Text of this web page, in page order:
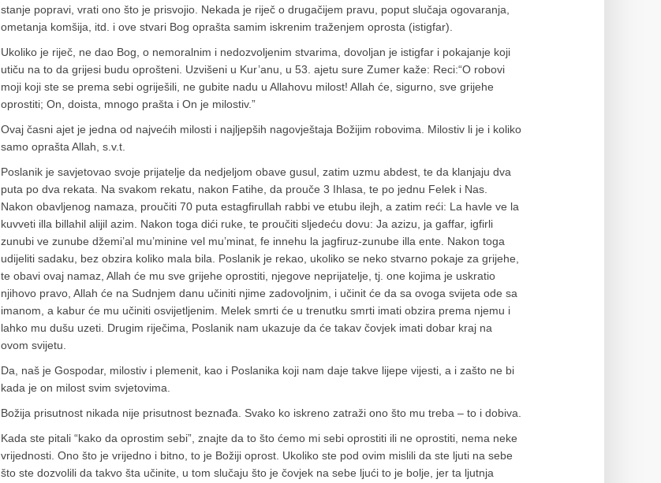
stanje popravi, vrati ono što je prisvojio. Nekada je riječ o drugačijem pravu, poput slučaja ogovaranja,
ometanja komšija, itd. i ove stvari Bog oprašta samim iskrenim traženjem oprosta (istigfar).
Ukoliko je riječ, ne dao Bog, o nemoralnim i nedozvoljenim stvarima, dovoljan je istigfar i pokajanje koji
utiču na to da grijesi budu oprošteni. Uzvišeni u Kur’anu, u 53. ajetu sure Zumer kaže: Reci:“O robovi
moji koji ste se prema sebi ogriješili, ne gubite nadu u Allahovu milost! Allah će, sigurno, sve grijehe
oprostiti; On, doista, mnogo prašta i On je milostiv.”
Ovaj časni ajet je jedna od najvećih milosti i najljepših nagovještaja Božijim robovima. Milostiv li je i koliko
samo oprašta Allah, s.v.t.
Poslanik je savjetovao svoje prijatelje da nedjeljom obave gusul, zatim uzmu abdest, te da klanjaju dva
puta po dva rekata. Na svakom rekatu, nakon Fatihe, da prouče 3 Ihlasa, te po jednu Felek i Nas.
Nakon obavljenog namaza, proučiti 70 puta estagfirullah rabbi ve etubu ilejh, a zatim reći: La havle ve la
kuvveti illa billahil alijil azim. Nakon toga dići ruke, te proučiti sljedeću dovu: Ja azizu, ja gaffar, igfirli
zunubi ve zunube džemi’al mu’minine vel mu’minat, fe innehu la jagfiruz-zunube illa ente. Nakon toga
udijeliti sadaku, bez obzira koliko mala bila. Poslanik je rekao, ukoliko se neko stvarno pokaje za grijehe,
te obavi ovaj namaz, Allah će mu sve grijehe oprostiti, njegove neprijatelje, tj. one kojima je uskratio
njihovo pravo, Allah će na Sudnjem danu učiniti njime zadovoljnim, i učinit će da sa ovoga svijeta ode sa
imanom, a kabur će mu učiniti osvijetljenim. Melek smrti će u trenutku smrti imati obzira prema njemu i
lahko mu dušu uzeti. Drugim riječima, Poslanik nam ukazuje da će takav čovjek imati dobar kraj na
ovom svijetu.
Da, naš je Gospodar, milostiv i plemenit, kao i Poslanika koji nam daje takve lijepe vijesti, a i zašto ne bi
kada je on milost svim svjetovima.
Božija prisutnost nikada nije prisutnost beznađa. Svako ko iskreno zatraži ono što mu treba – to i dobiva.
Kada ste pitali “kako da oprostim sebi”, znajte da to što ćemo mi sebi oprostiti ili ne oprostiti, nema neke
vrijednosti. Ono što je vrijedno i bitno, to je Božiji oprost. Ukoliko ste pod ovim mislili da ste ljuti na sebe
što ste dozvolili da takvo šta učinite, u tom slučaju što je čovjek na sebe ljući to je bolje, jer ta ljutnja